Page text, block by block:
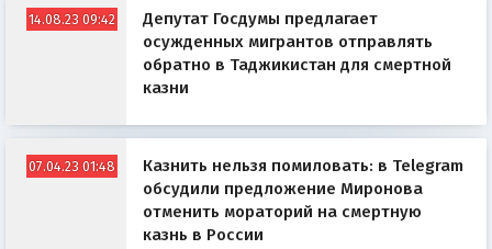
14.08.23 09:42
Депутат Госдумы предлагает
осужденных мигрантов отправлять
обратно в Таджикистан для смертной
казни
07.04.23 01:48
Казнить нельзя помиловать: в Telegram
обсудили предложение Миронова
отменить мораторий на смертную
казнь в России